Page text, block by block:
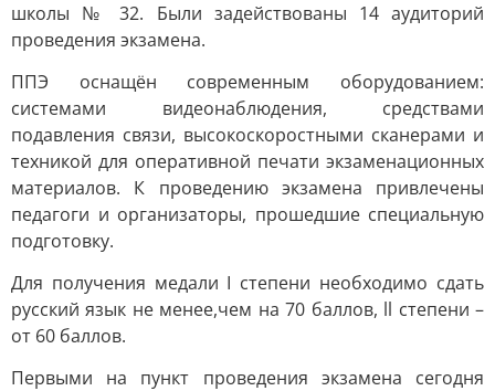
школы № 32. Были задействованы 14 аудиторий
проведения экзамена.
ППЭ оснащён современным оборудованием:
системами видеонаблюдения, средствами
подавления связи, высокоскоростными сканерами и
техникой для оперативной печати экзаменационных
материалов. К проведению экзамена привлечены
педагоги и организаторы, прошедшие специальную
подготовку.
Для получения медали I степени необходимо сдать
русский язык не менее,чем на 70 баллов, ll степени –
от 60 баллов.
Первыми на пункт проведения экзамена сегодня